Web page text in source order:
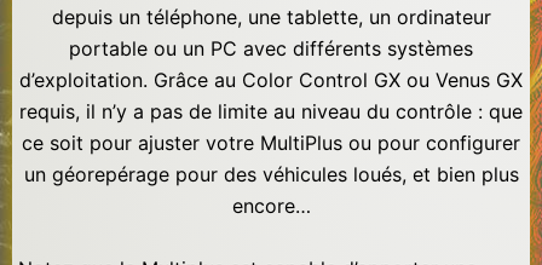
depuis un téléphone, une tablette, un ordinateur
portable ou un PC avec différents systèmes
d’exploitation. Grâce au Color Control GX ou Venus GX
requis, il n’y a pas de limite au niveau du contrôle : que
ce soit pour ajuster votre MultiPlus ou pour configurer
un géorepérage pour des véhicules loués, et bien plus
encore…